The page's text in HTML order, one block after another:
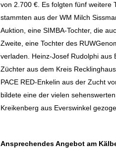
von 2.700 €. Es folgten fünf weitere
stammten aus der WM Milch
Auktion, eine SIMBA-Tochter, die
Zweite, eine Tochter des
verladen. Heinz-Josef Rudolphi aus
Züchter aus dem Kreis
PACE RED-Enkelin aus der Zucht
bildete eine der vielen
Kreikenberg aus Everswinkel
Ansprechendes Angebot am